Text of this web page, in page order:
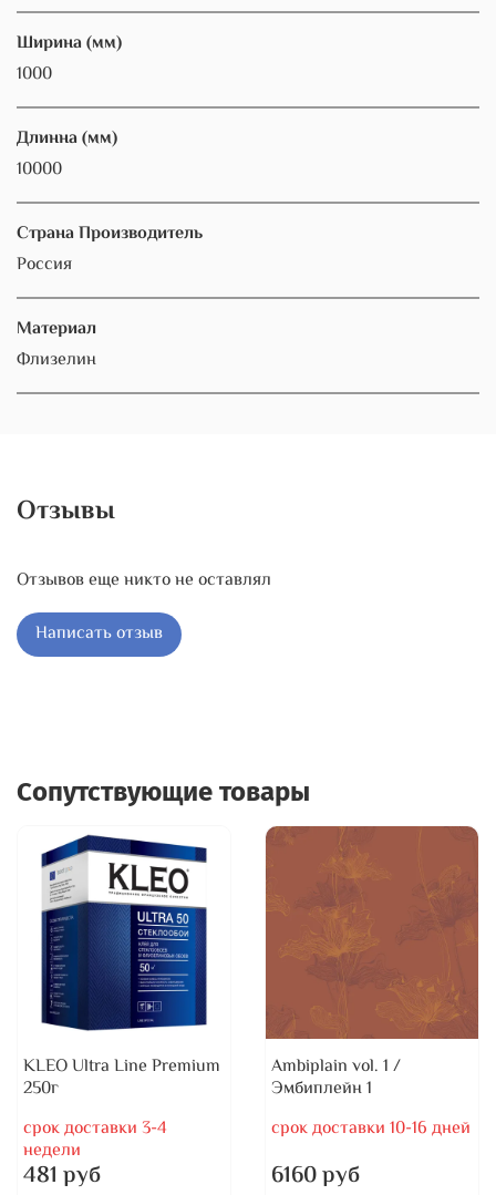
Ширина (мм)
1000
Длинна (мм)
10000
Страна Производитель
Россия
Материал
Флизелин
Отзывы
Отзывов еще никто не оставлял
Написать отзыв
Сопутствующие товары
KLEO Ultra Line Premium
250г
срок доставки 3-4
недели
481 руб
Ambiplain vol. 1 /
Эмбиплейн 1
срок доставки 10-16 дней
6160 руб